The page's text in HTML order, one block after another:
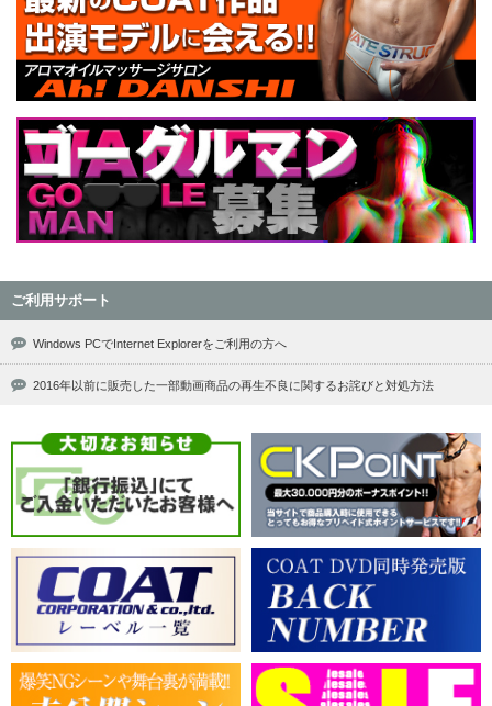
ご利用サポート
Windows PCでInternet Explorerをご利用の方へ
2016年以前に販売した一部動画商品の再生不良に関するお詫びと対処方法